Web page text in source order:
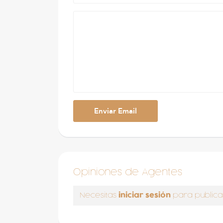
Opiniones de Agentes
Necesitas iniciar sesión para